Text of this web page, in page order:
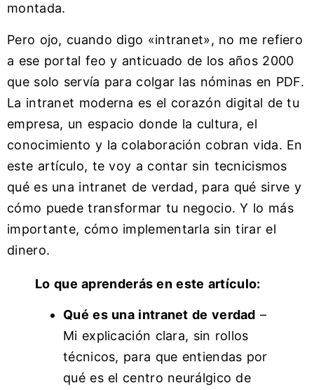
montada.
Pero ojo, cuando digo «intranet», no me refiero
a ese portal feo y anticuado de los años 2000
que solo servía para colgar las nóminas en PDF.
La intranet moderna es el corazón digital de tu
empresa, un espacio donde la cultura, el
conocimiento y la colaboración cobran vida. En
este artículo, te voy a contar sin tecnicismos
qué es una intranet de verdad, para qué sirve y
cómo puede transformar tu negocio. Y lo más
importante, cómo implementarla sin tirar el
dinero.
Lo que aprenderás en este artículo:
Qué es una intranet de verdad –
Mi explicación clara, sin rollos
técnicos, para que entiendas por
qué es el centro neurálgico de